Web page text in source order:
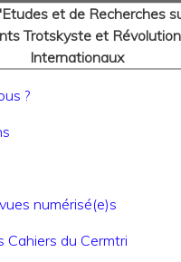
et de Recherches
Trotskyste et
Internationaux
principale
?
numérisé(e)s
Cahiers du Cermtri